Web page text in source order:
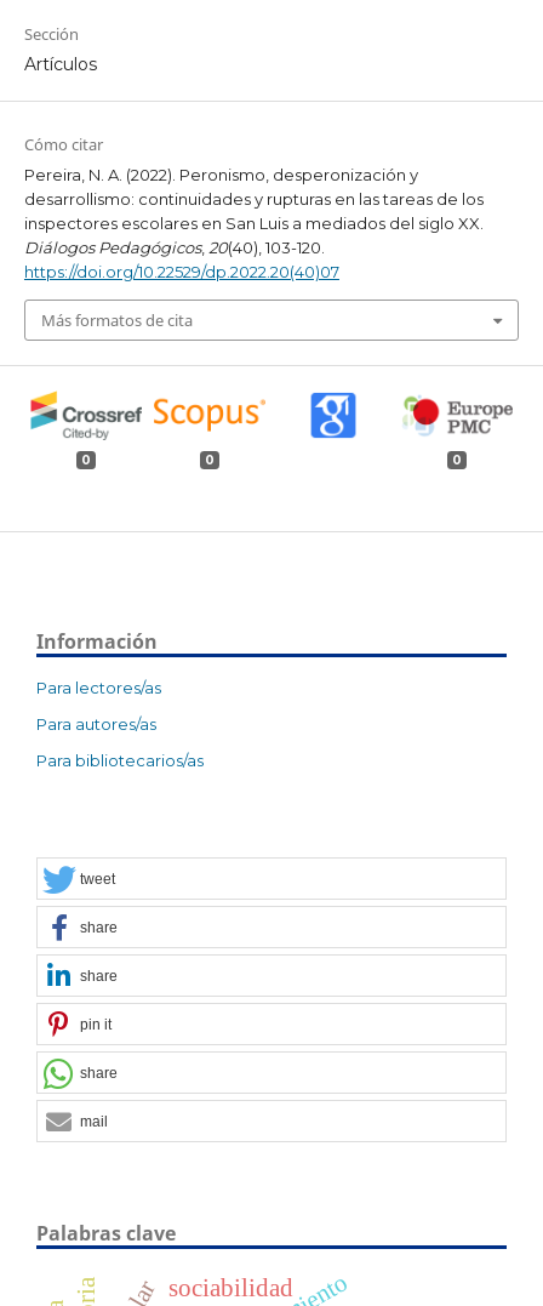
Sección
Artículos
Cómo citar
Pereira, N. A. (2022). Peronismo, desperonización y
desarrollismo: continuidades y rupturas en las tareas de los
inspectores escolares en San Luis a mediados del siglo XX.
Diálogos Pedagógicos, 20(40), 103-120.
https://doi.org/10.22529/dp.2022.20(40)07
Más formatos de cita
0 0 0
Información
Para lectores/as
Para autores/as
Para bibliotecarios/as
tweet
share
share
pin it
share
mail
Palabras clave
sociabilidad